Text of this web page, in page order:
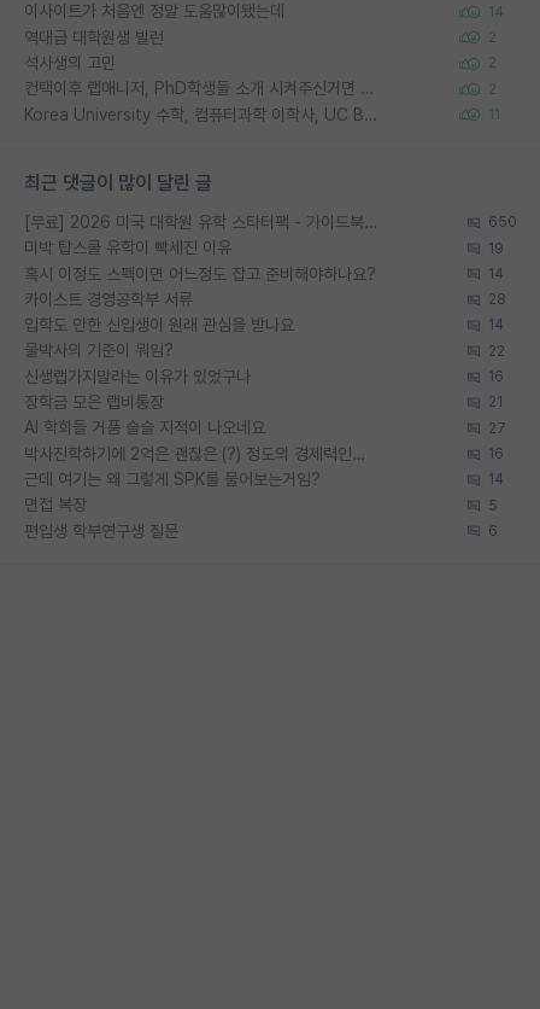
이사이트가 처음엔 정말 도움많이됐는데 14
역대급 대학원생 빌런 2
석사생의 고민 2
컨택이후 랩매니저, PhD학생들 소개 시켜주신거면 거의 컨펌에 가깝나요? 2
Korea University 수학, 컴퓨터과학 이학사, UC Berkeley 산업공학 대학원 공학박사가 되는 것은 쉽지 않겠죠? 11
최근 댓글이 많이 달린 글
[무료] 2026 미국 대학원 유학 스타터팩 - 가이드북 & 합격자 컨택메일 템플릿 650
미박 탑스쿨 유학이 빡세진 이유 19
혹시 이정도 스펙이면 어느정도 잡고 준비해야하나요? 14
카이스트 경영공학부 서류 28
입학도 안한 신입생이 원래 관심을 받나요 14
물박사의 기준이 뭐임? 22
신생랩가지말라는 이유가 있었구나 16
장학금 모은 랩비통장 21
AI 학회들 거품 슬슬 지적이 나오네요 27
박사진학하기에 2억은 괜찮은 (?) 정도의 경제력인가요 16
근데 여기는 왜 그렇게 SPK를 물어보는거임? 14
면접 복장 5
편입생 학부연구생 질문 6